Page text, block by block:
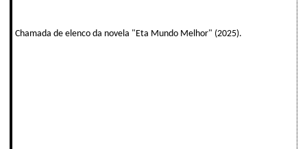
Chamada de elenco da novela "Eta Mundo Melhor" (2025).